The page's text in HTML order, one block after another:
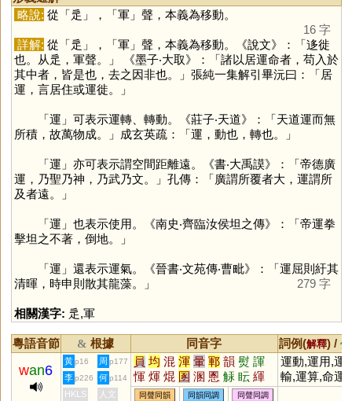
略說: 從「辵 」，「軍」聲，本義為移動。
16 字
詳解: 從「辵 」，「軍」聲，本義為移動。《說文》：「迻徙
也。从辵，軍聲。」 《墨子‧大取》：「諸以居運命者，苟入於
其中者，皆是也，去之因非也。」張純一集解引畢沅曰：「居
運，言居住或運徙。」
「運 」可表示運轉、轉動。《莊子‧天道》：「天道運而無
所積，故萬物成。」成玄英疏：「運，動也，轉也。」
「運 」亦可表示謂空間距離遠。《書‧大禹謨》：「帝德廣
運，乃聖乃神，乃武乃文。」孔傳：「廣謂所覆者大，運謂所
及者遠。」
「運 」也表示使用。《南史‧齊臨汝侯坦之傳》：「帝運拳
擊坦之不著，倒地。」
「運 」還表示運氣。《晉書‧文苑傳‧曹毗》：「運屈則紆其
清暉，時申則散其龍藻。」
279 字
相關漢字: 辵,軍
粵語音節 & 根據 同音字 詞例(解釋) /
wan6
黃 p16 周 p177 員 均 混 渾 暈 鄆 韻 熨 諢
惲 煇 焜 圂 溷 慁 觨 眃 緷
倱 顐 韗 餫 掍
運動,運用,運
輸,運算,命運
李 p226 何 p114
HKLS 人文 同聲同韻 同韻同調 同聲同調